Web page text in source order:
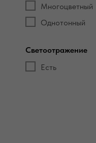
Многоцветный
Однотонный
Светоотражение
Есть